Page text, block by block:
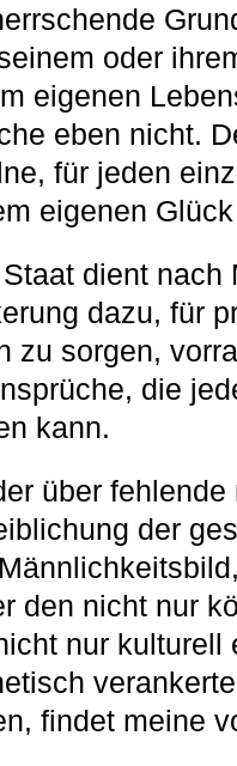
oder
eigenen
eben nicht.
für jeden
eigenen
dient nach
dazu, für
zu sorgen,
die
kann.
über
der
den nicht nur
nur kulturell
findet meine